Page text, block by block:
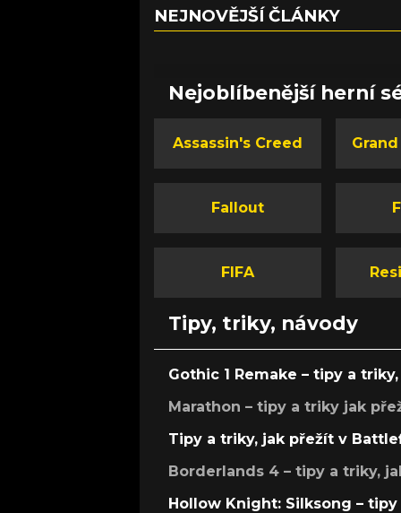
NEJNOVĚJŠÍ ČLÁNKY
Nejoblíbenější herní
Assassin's Creed
Fallout
FIFA
Tipy, triky, návody
Gothic 1 Remake – tipy a
Marathon – tipy a triky jak
Tipy a triky, jak přežít v
Borderlands 4 – tipy a triky,
Hollow Knight: Silksong –